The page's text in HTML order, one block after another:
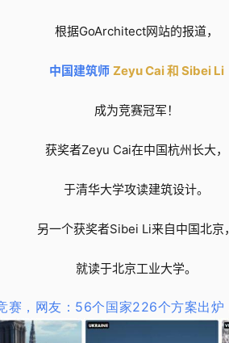
根据GoArchitect网站的报道，
中国建筑师 Zeyu Cai 和 Sibei Li
成为竞赛冠军！
获奖者Zeyu Cai在中国杭州长大，
于清华大学攻读建筑设计。
另一个获奖者Sibei Li来自中国北京，
就读于北京工业大学。